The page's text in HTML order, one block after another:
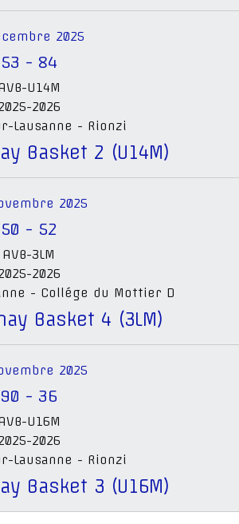
2025
53 - 84
U14M
2026
Lausanne - Rionzi
Basket 2 (U14M)
2025
50 - 52
AVB-3LM
2026
- Collége du Mottier D
Basket 4 (3LM)
2025
90 - 36
U16M
2026
Lausanne - Rionzi
Basket 3 (U16M)